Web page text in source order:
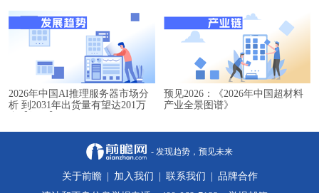
2026年中国AI推理服务器市场分
析 到2031年出货量有望达201万
预见2026：《2026年中国超材料
产业全景图谱》
- 发现趋势，预见未来
关于前瞻 | 加入我们 | 联系我们 | 品牌合作